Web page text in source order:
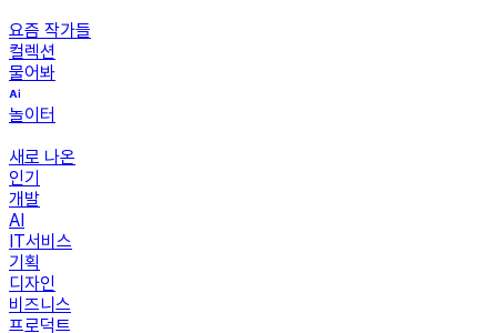
요즘 작가들
컬렉션
물어봐
놀이터
새로 나온
인기
개발
AI
IT서비스
기획
디자인
비즈니스
프로덕트